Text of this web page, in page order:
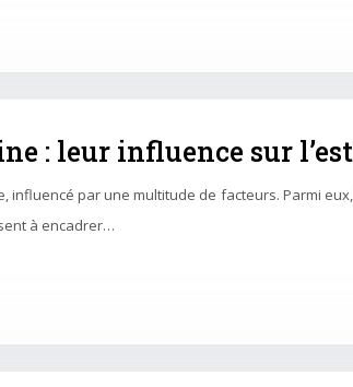
: leur influence sur
influencé par une multitude de facteurs. Parmi
à encadrer…